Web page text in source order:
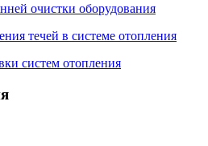
очистки оборудования
течей в системе отопления
систем отопления